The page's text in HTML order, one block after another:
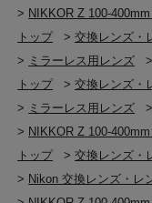
> NIKKOR Z 100-
トップ
>交換レンズ・
> ミラーレス用レンズ >
トップ
>交換レンズ・
> ミラーレス用レンズ >
> NIKKOR Z 100-
トップ
>交換レンズ・
> Nikon 交換レンズ・レ